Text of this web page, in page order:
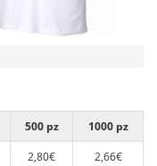
500 pz
1000 pz
2,80€ 2,66€